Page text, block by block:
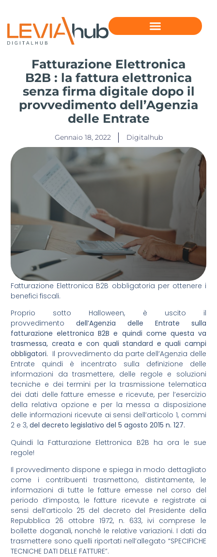
Fatturazione Elettronica
B2B : la fattura elettronica
senza firma digitale dopo il
provvedimento dell’Agenzia
delle Entrate
Gennaio 18, 2022 Digitalhub
Fatturazione Elettronica B2B obbligatoria per ottenere i
benefici fiscali.
Proprio sotto Halloween, è uscito il
provvedimentodell’Agenzia delle Entrate sulla
fatturazione elettronica B2B e quindi come questa va
trasmessa, creata e con quali standard e quali campi
obbligatori. Il provvedimento da parte dell’Agenzia delle
Entrate quindi è incentrato sulla definizione delle
informazioni da trasmettere, delle regole e soluzioni
tecniche e dei termini per la trasmissione telematica
dei dati delle fatture emesse e ricevute, per l’esercizio
della relativa opzione e per la messa a disposizione
delle informazioni ricevute ai sensi dell’articolo 1, commi
2 e 3,del decreto legislativo del 5 agosto 2015 n. 127.
Quindi la Fatturazione Elettronica B2B ha ora le sue
regole!
Il provvedimento dispone e spiega in modo dettagliato
come i contribuenti trasmettono, distintamente, le
informazioni di tutte le fatture emesse nel corso del
periodo d’imposta, le fatture ricevute e registrate ai
sensi dell’articolo 25 del decreto del Presidente della
Repubblica 26 ottobre 1972, n. 633, ivi comprese le
bollette doganali, nonché le relative variazioni. I dati da
trasmettere sono quelli riportati nell’allegato “SPECIFICHE
TECNICHE DATI DELLE FATTURE”.